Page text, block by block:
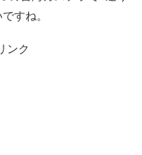
すね。
ンク